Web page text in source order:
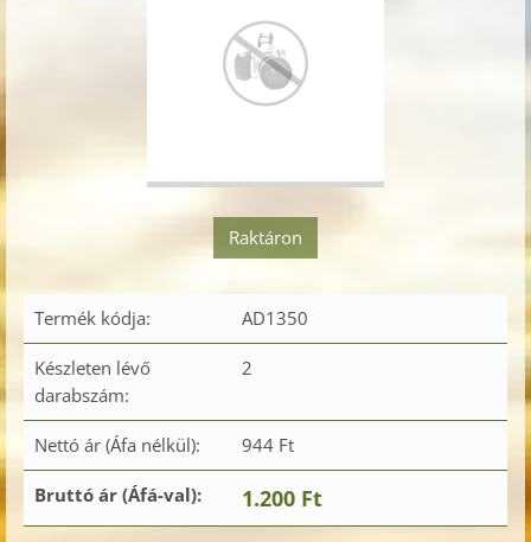
Raktáron
Termék kódja: AD1350
Készleten lévő
darabszám:
2
Nettó ár (Áfa nélkül): 944 Ft
Bruttó ár (Áfá-val): 1.200 Ft